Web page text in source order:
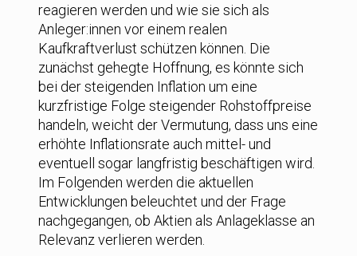
reagieren werden und wie sie sich als
Anleger:innen vor einem realen
Kaufkraftverlust schützen können. Die
zunächst gehegte Hoffnung, es könnte sich
bei der steigenden Inflation um eine
kurzfristige Folge steigender Rohstoffpreise
handeln, weicht der Vermutung, dass uns eine
erhöhte Inflationsrate auch mittel- und
eventuell sogar langfristig beschäftigen wird.
Im Folgenden werden die aktuellen
Entwicklungen beleuchtet und der Frage
nachgegangen, ob Aktien als Anlageklasse an
Relevanz verlieren werden.